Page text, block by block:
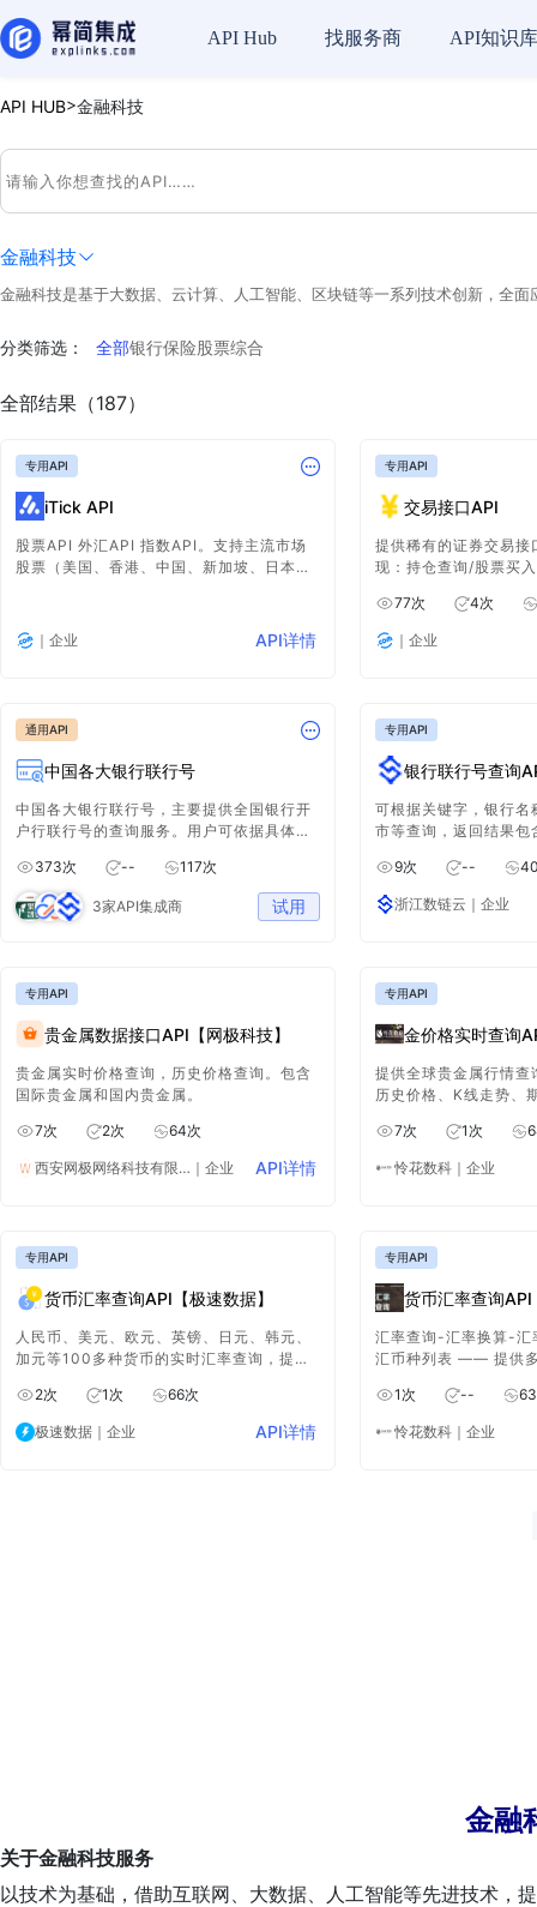
API Hub 找服务商 API知识库
API HUB>金融科技
金融科技
金融科技是基于大数据、云计算、人工智能、区块链等一系列技术创新，全
分类筛选： 全部银行保险股票综合
全部结果（187）
专用API
iTick API
股票API 外汇API 指数API。支持主流市场
股票（美国、香港、中国、新加坡、日本
文档以及丰富的各类示例，帮助开发者快速
接入。提供长期免费股票API、免费外汇
｜企业 API详情
专用API
交易接口API
提供稀有的证券交易
现：持仓查询/股票买
77次 4次
｜企业
通用API
中国各大银行联行号
中国各大银行联行号，主要提供全国银行开
户行联行号的查询服务。用户可依据具体的
速、准确地获取相关银行的联行号信息，为
各类金融业务及相关操作提供便利。
373次 -- 117次
3家API集成商 试用
专用API
银行联行号查询
可根据关键字，银行名
市等查询，返回结果包
9次 --
浙江数链云 ｜企业
专用API
贵金属数据接口API【网极科技】
贵金属实时价格查询，历史价格查询。包含
国际贵金属和国内贵金属。
7次 2次 64次
西安网极网络科技有限公司 ｜企业 API详情
专用API
金价格实时查询
提供全球贵金属行情查
历史价格、K线走势、
7次 1 次
怜花数科 ｜企业
专用API
货币汇率查询API【极速数据】
人民币、美元、欧元、英镑、日元、韩元、
加元等100多种货币的实时汇率查询，提供
情等API。
2次 1 次 66次
极速数据 ｜企业 API详情
专用API
货币汇率查询
汇率查询-汇率换算-
汇币种列表 —— 提供
率查询、历史汇率查询
1 次 -- 63
怜花数科 ｜企业
金融
关于金融科技服务
以技术为基础，借助互联网、大数据、人工智能等先进技术，